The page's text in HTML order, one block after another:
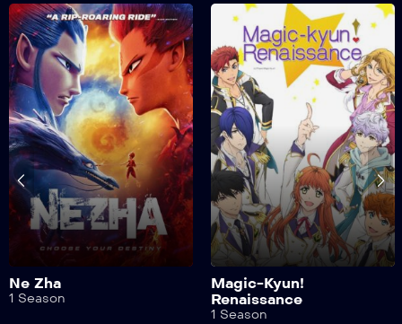
8
Odcinek 8
9
Odcinek 9
10
Odcinek 10
Ne Zha
1 Season
Magic-Kyun!
Renaissance
1 Season